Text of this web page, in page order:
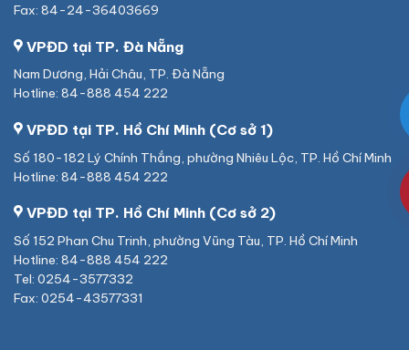
Fax: 84-24-36403669
VPĐD tại TP. Đà Nẵng
Nam Dương, Hải Châu, TP. Đà Nẵng
Hotline: 84-888 454 222
VPĐD tại TP. Hồ Chí Minh (Cơ sở 1)
Số 180-182 Lý Chính Thắng, phường Nhiêu Lộc, TP. Hồ Chí Minh
Hotline: 84-888 454 222
VPĐD tại TP. Hồ Chí Minh (Cơ sở 2)
Số 152 Phan Chu Trinh, phường Vũng Tàu, TP. Hồ Chí Minh
Hotline: 84-888 454 222
Tel: 0254-3577332
Fax: 0254-43577331